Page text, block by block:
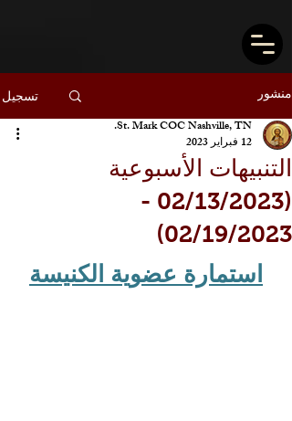
منشور تسجيل
التنبيهات الأسبوعية
(02/13/2023 -
02/19/2023)
St. Mark COC Nashville, TN.
12 فبراير 2023
استمارة عضوية الكنيسة